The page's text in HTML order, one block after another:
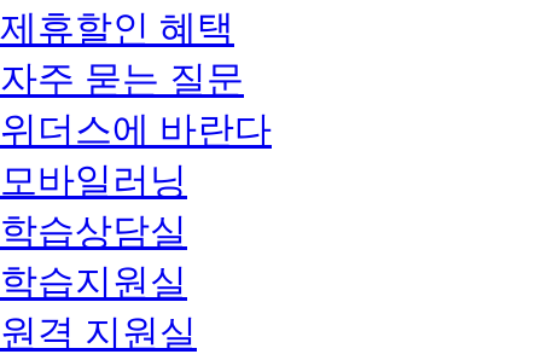
제휴할인 혜택
자주 묻는 질문
위더스에 바란다
모바일러닝
학습상담실
학습지원실
원격 지원실